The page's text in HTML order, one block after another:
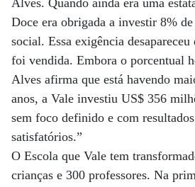
Alves. Quando ainda era uma
Doce era obrigada a investir 8%
social. Essa exigência desapareceu
foi vendida. Embora o porcentual
Alves afirma que está havendo
anos, a Vale investiu US$ 356
sem foco definido e com
satisfatórios.”
O Escola que Vale tem
crianças e 300 professores. Na